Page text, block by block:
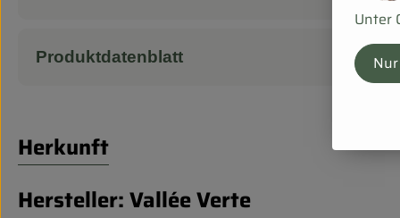
Produktdatenblatt
Herkunft
Hersteller: Vallée Verte
Unter